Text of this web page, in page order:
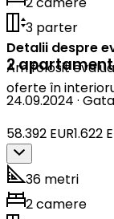
3 parter
Detalii despre
Am folosit
oferte în
2
24.09.2024 ·
58.392 EUR1.622
36 metri
2 camere